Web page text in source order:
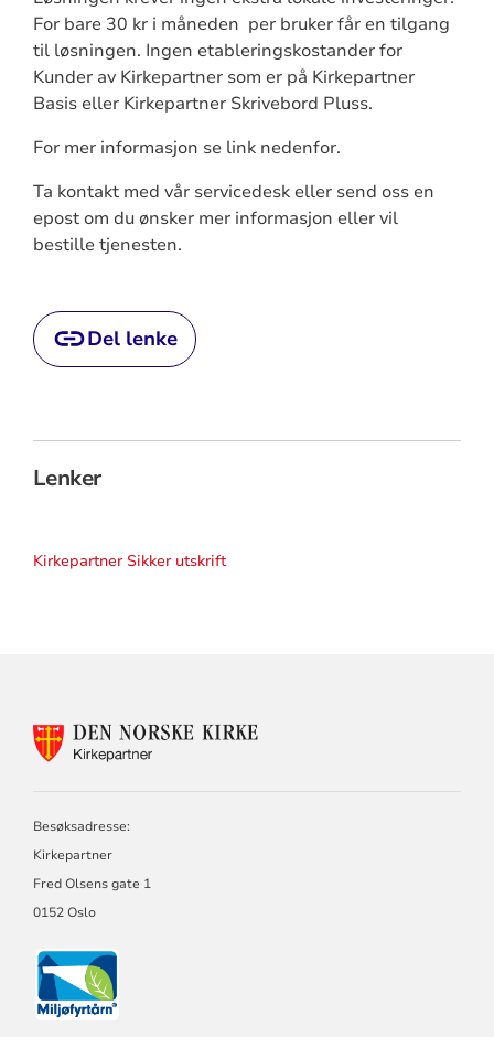
For bare 30 kr i måneden per bruker får en tilgang
til løsningen. Ingen etableringskostander for
Kunder av Kirkepartner som er på Kirkepartner
Basis eller Kirkepartner Skrivebord Pluss.
For mer informasjon se link nedenfor.
Ta kontakt med vår servicedesk eller send oss en
epost om du ønsker mer informasjon eller vil
bestille tjenesten.
Del lenke
Lenker
Kirkepartner Sikker utskrift
Besøksadresse:
Kirkepartner
Fred Olsens gate 1
0152 Oslo